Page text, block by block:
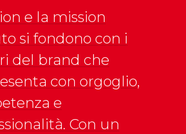
e la mission
si fondono con i
del brand che
con orgoglio,
e
Con un